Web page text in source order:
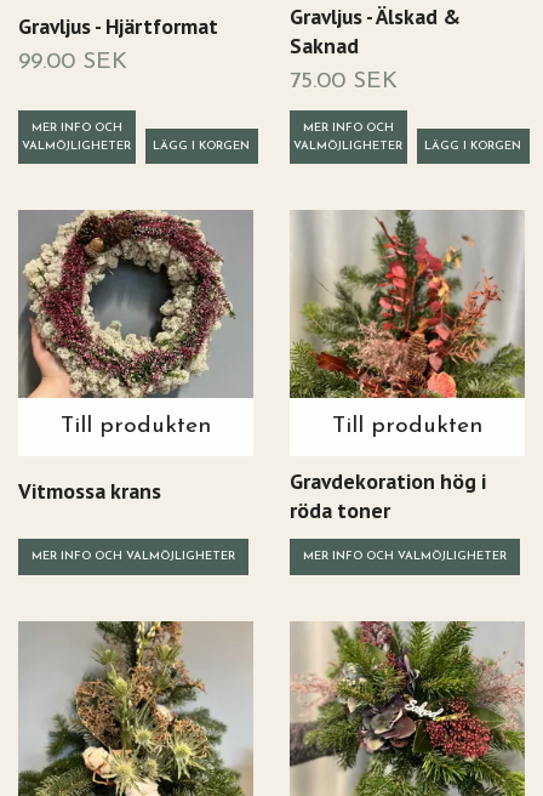
Gravljus - Hjärtformat
99.00 SEK
MER INFO OCH
VALMÖJLIGHETER
Gravljus - Älskad &
Saknad
75.00 SEK
MER INFO OCH
VALMÖJLIGHETER
Till produkten
Vitmossa krans
MER INFO OCH VALMÖJLIGHETER
Till produkten
Gravdekoration hög i
röda toner
MER INFO OCH VALMÖJLIGHETER